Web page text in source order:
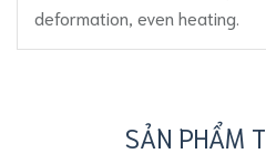
deformation, even heating.
SẢN PHẨM